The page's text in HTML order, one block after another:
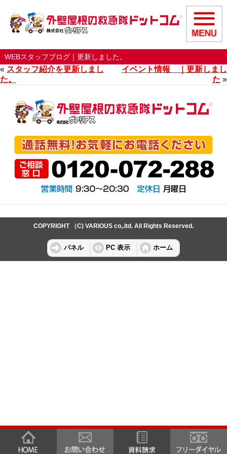
WEBスタッフブログ｜更新しました。
« スタッフ紹介を更新しまし
た。
イベント情報 ｜更新しまし
た »
COPYRIGHT （C) VARIOUS co,.ltd. All Rights Reserved.
パネル PC 表示 ホーム